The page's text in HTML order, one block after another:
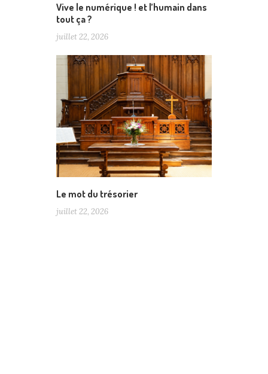
Vive le numérique ! et l’humain dans
tout ça ?
juillet 22, 2026
Le mot du trésorier
juillet 22, 2026